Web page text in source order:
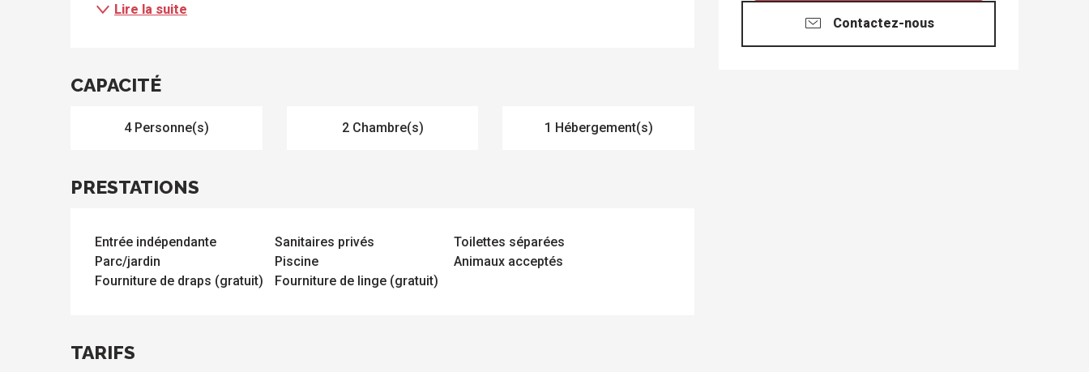
Contactez-nous
Lire la suite
CAPACITÉ
4 Personne(s) 2 Chambre(s) 1 Hébergement(s)
PRESTATIONS
Entrée indépendante Sanitaires privés
Toilettes séparées
Parc/jardin
Piscine
Animaux acceptés
Fourniture de draps (gratuit)
Fourniture de linge (gratuit)
TARIFS